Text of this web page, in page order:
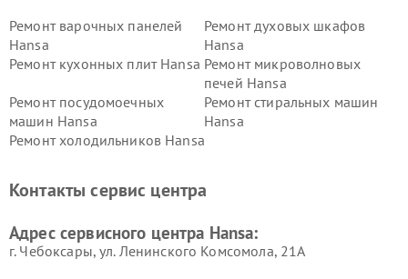
Ремонт варочных панелей
Hansa
Ремонт духовых шкафов
Hansa
Ремонт кухонных плит Hansa Ремонт микроволновых
печей Hansa
Ремонт посудомоечных
машин Hansa
Ремонт стиральных машин
Hansa
Ремонт холодильников Hansa
Контакты сервис центра
Адрес сервисного центра Hansa:
г. Чебоксары, ул. Ленинского Комсомола, 21А